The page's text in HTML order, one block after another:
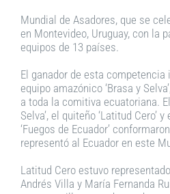
Mundial de Asadores, que se
en Montevideo, Uruguay, con la
equipos de 13 países.
El ganador de esta competencia
equipo amazónico ‘Brasa y
a toda la comitiva ecuatoriana.
Selva’, el quiteño ‘Latitud Cero’
‘Fuegos de Ecuador’
representó al Ecuador en este
Latitud Cero estuvo
Andrés Villa y María Fernanda